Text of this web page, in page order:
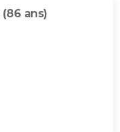
(86 ans)